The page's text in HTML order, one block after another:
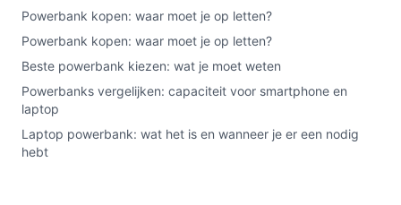
Powerbank kopen: waar moet je op letten?
Powerbank kopen: waar moet je op letten?
Beste powerbank kiezen: wat je moet weten
Powerbanks vergelijken: capaciteit voor smartphone en
laptop
Laptop powerbank: wat het is en wanneer je er een nodig
hebt